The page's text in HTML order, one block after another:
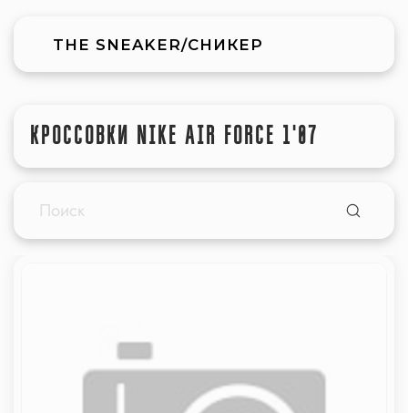
THE SNEAKER/СНИКЕР
КРОССОВКИ NIKE AIR FORCE 1'07